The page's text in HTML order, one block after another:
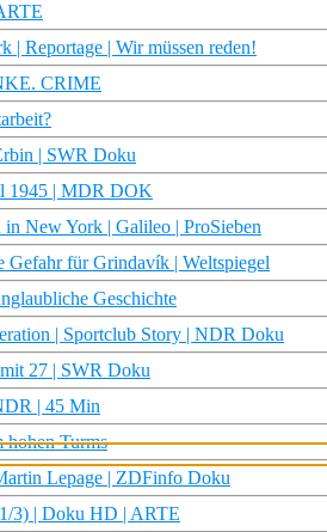
| Reportage | Wir müssen reden!
CRIME
| SWR Doku
1945 | MDR DOK
New York | Galileo | ProSieben
Gefahr für Grindavík | Weltspiegel
Geschichte
| Sportclub Story | NDR Doku
27 | SWR Doku
| 45 Min
hohen Turms
Lepage | ZDFinfo Doku
3) | Doku HD | ARTE